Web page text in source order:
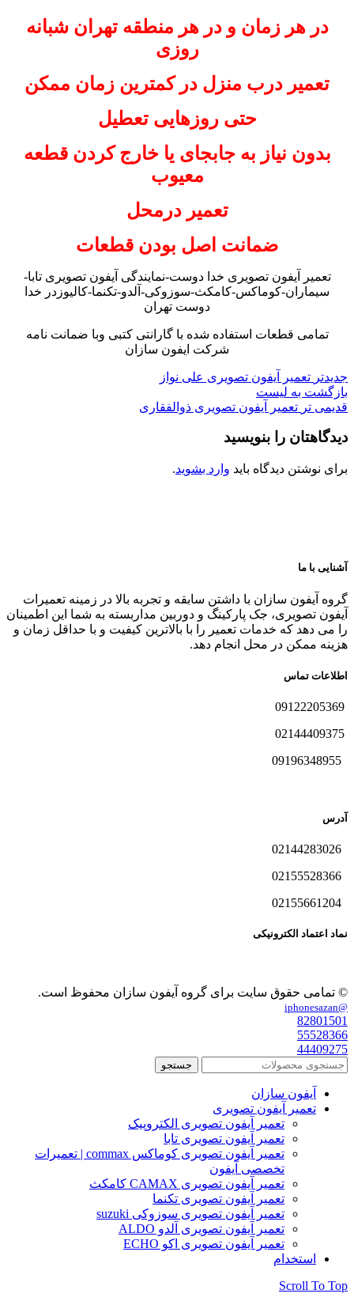
در هر زمان و در هر منطقه تهران شبانه
روزی
تعمیر درب منزل در کمترین زمان ممکن
حتی روزهایی تعطیل
بدون نیاز به جابجای یا خارج کردن قطعه
معیوب
تعمیر درمحل
ضمانت اصل بودن قطعات
تعمیر آیفون تصویری خدا دوست-نمایندگی آیفون تصویری تابا-
سیماران-کوماکس-کامکث-سوزوکی-آلدو-تکنما-کالیوزدر خدا
دوست تهران
تمامی قطعات استفاده شده با گارانتی کتبی وبا ضمانت نامه
شرکت ایفون سازان
جدیدتر تعمیر آیفون تصویری علی نواز
بازگشت به لیست
قدیمی تر تعمیر آیفون تصویری ذوالفقاری
دیدگاهتان را بنویسید
برای نوشتن دیدگاه باید وارد بشوید.
آشنایی با ما
گروه آیفون سازان با داشتن سابقه و تجربه بالا در زمینه تعمیرات
آیفون تصویری، جک پارکینگ و دوربین مداربسته به شما این اطمینان
را می دهد که خدمات تعمیر را با بالاترین کیفیت و با حداقل زمان و
هزینه ممکن در محل انجام دهد.
اطلاعات تماس
آدرس
نماد اعتماد الکترونیکی
© تمامی حقوق سایت برای گروه آیفون سازان محفوظ است.
@iphonesazan
82801501
55528366
44409275
جستجو
آیفون سازان
تعمیر آیفون تصویری
تعمیر آیفون تصویری الکتروپیک
تعمیر آیفون تصویری تابا
تعمیر آیفون تصویری کوماکس commax | تعمیرات
تخصصی آیفون
تعمیر آیفون تصویری CAMAX کامکث
تعمیر آیفون تصویری تکنما
تعمیر آیفون تصویری سوزوکی suzuki
تعمیر آیفون تصویری آلدو ALDO
تعمیر آیفون تصویری اکو ECHO
استخدام
Scroll To Top